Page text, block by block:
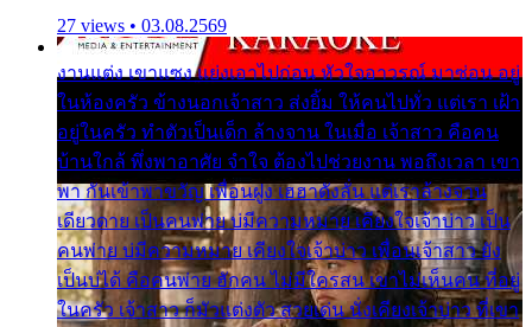
27 views • 03.08.2569
งานแต่ง เขาแซง แย่งเอาไปก่อน หัวใจอาวรณ์ มาซ่อน อยู่
ในห้องครัว ข้างนอกเจ้าสาว ส่งยิ้ม ให้คนไปทั่ว แต่เรา เฝ้า
อยู่ในครัว ทำตัวเป็นเด็ก ล้างจาน ในเมื่อ เจ้าสาว คือคน
บ้านใกล้ พึ่งพาอาศัย จำใจ ต้องไปช่วยงาน พอถึงเวลา เขา
พา กันเข้าพาขวัญ เพื่อนฝูง เฮฮาดังลั่น แต่เราล้างจาน
เดียวดาย เป็นคนพ่าย บ่มีความหมาย เคียงใจเจ้าบ่าว เป็น
คนพ่าย บ่มีความหมาย เคียงใจเจ้าบ่าว เพื่อนเจ้าสาว ยัง
เป็นบ่ได้ คือคนพ่าย ฮักคน ไม่มีใครสน เขาไม่เห็นคน ที่อยู่
ในครัว เจ้าสาว ก็มัวแต่งตัว สวยเด่น นั่งเคียงเจ้าบ่าว ที่เขา